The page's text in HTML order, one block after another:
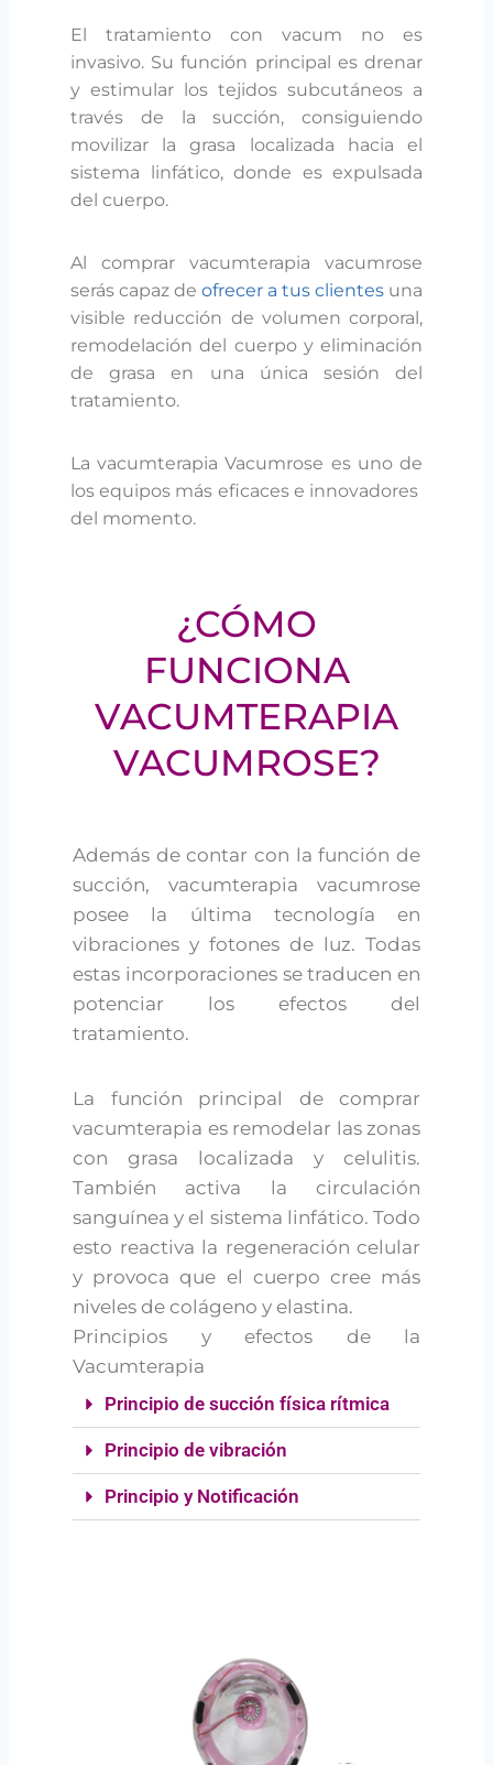
El tratamiento con vacum no es
invasivo. Su función principal es drenar
y estimular los tejidos subcutáneos a
través de la succión, consiguiendo
movilizar la grasa localizada hacia el
sistema linfático, donde es expulsada
del cuerpo.
Al comprar vacumterapia vacumrose
serás capaz de ofrecer a tus clientes una
visible reducción de volumen corporal,
remodelación del cuerpo y eliminación
de grasa en una única sesión del
tratamiento.
La vacumterapia Vacumrose es uno de
los equipos más eficaces e innovadores
del momento.
¿CÓMO
FUNCIONA
VACUMTERAPIA
VACUMROSE?
Además de contar con la función de
succión, vacumterapia vacumrose
posee la última tecnología en
vibraciones y fotones de luz. Todas
estas incorporaciones se traducen en
potenciar los efectos del
tratamiento.
La función principal de comprar
vacumterapia es remodelar las zonas
con grasa localizada y celulitis.
También activa la circulación
sanguínea y el sistema linfático. Todo
esto reactiva la regeneración celular
y provoca que el cuerpo cree más
niveles de colágeno y elastina.
Principios y efectos de la
Vacumterapia
Principio de succión física rítmica
Principio de vibración
Principio y Notificación